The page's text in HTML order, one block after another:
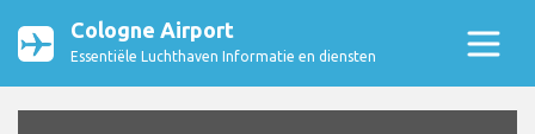
Cologne Airport
Essentiële Luchthaven Informatie en diensten